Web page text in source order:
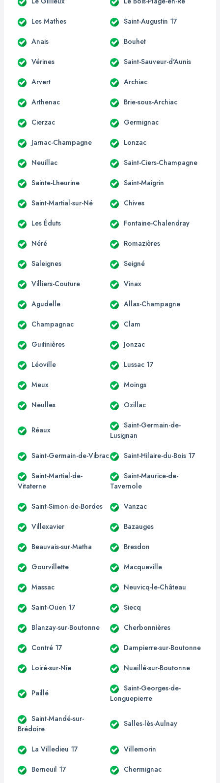
Les Mathes Saint-Augustin 17
Anais Bouhet
Vérines Saint-Sauveur-d'Aunis
Arvert Archiac
Arthenac Brie-sous-Archiac
Cierzac Germignac
Jarnac-Champagne Lonzac
Neuillac Saint-Ciers-Champagne
Sainte-Lheurine Saint-Maigrin
Saint-Martial-sur-Né Chives
Les Éduts Fontaine-Chalendray
Néré Romazières
Saleignes Seigné
Villiers-Couture Vinax
Agudelle Allas-Champagne
Champagnac Clam
Guitinières Jonzac
Léoville Lussac 17
Meux Moings
Neulles Ozillac
Réaux
Saint-Germain-de-
Lusignan
Saint-Germain-de-Vibrac Saint-Hilaire-du-Bois 17
Saint-Martial-de-
Vitaterne
Saint-Maurice-de-
Tavernole
Saint-Simon-de-Bordes Vanzac
Villexavier Bazauges
Beauvais-sur-Matha Bresdon
Gourvillette Macqueville
Massac Neuvicq-le-Château
Saint-Ouen 17 Siecq
Blanzay-sur-Boutonne Cherbonnières
Contré 17 Dampierre-sur-Boutonne
Loiré-sur-Nie Nuaillé-sur-Boutonne
Paillé
Saint-Georges-de-
Longuepierre
Saint-Mandé-sur-
Brédoire
Salles-lès-Aulnay
La Villedieu 17 Villemorin
Berneuil 17 Chermignac